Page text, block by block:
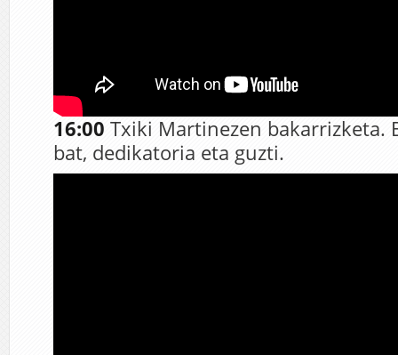
16:00 Txiki Martinezen bakarrizketa.
bat, dedikatoria eta guzti.